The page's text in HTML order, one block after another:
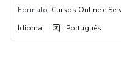
Formato: Cursos Online e
Idioma: Português